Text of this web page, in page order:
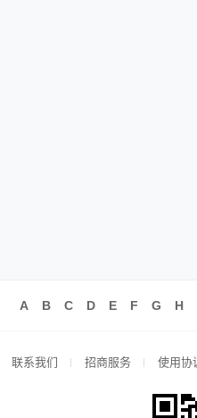
A B C D E F G H
联系我们 招商服务 使用协